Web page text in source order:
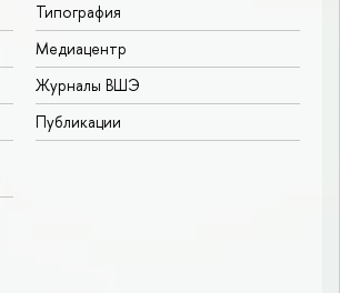
Типография
Медиацентр
Журналы ВШЭ
Публикации